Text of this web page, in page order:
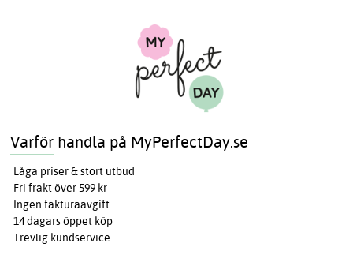
Varför handla på MyPerfectDay.se
Låga priser & stort utbud
Fri frakt över 599 kr
Ingen fakturaavgift
14 dagars öppet köp
Trevlig kundservice